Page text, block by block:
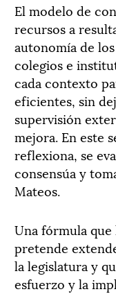
El modelo de
recursos a
autonomía de
colegios e
cada contexto
eficientes, sin
supervisión
mejora. En este
reflexiona, se
consensúa y
Mateos.
Una fórmula
pretende
la legislatura y
esfuerzo y la